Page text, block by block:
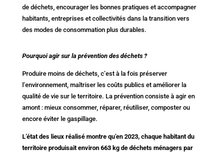
de déchets, encourager les bonnes pratiques et accompagner
habitants, entreprises et collectivités dans la transition vers
des modes de consommation plus durables.
Pourquoi agir sur la prévention des déchets ?
Produire moins de déchets, c’est à la fois préserver
l’environnement, maîtriser les coûts publics et améliorer la
qualité de vie sur le territoire. La prévention consiste à agir en
amont : mieux consommer, réparer, réutiliser, composter ou
encore éviter le gaspillage.
L’état des lieux réalisé montre qu’en 2023, chaque habitant du
territoire produisait environ 663 kg de déchets ménagers par